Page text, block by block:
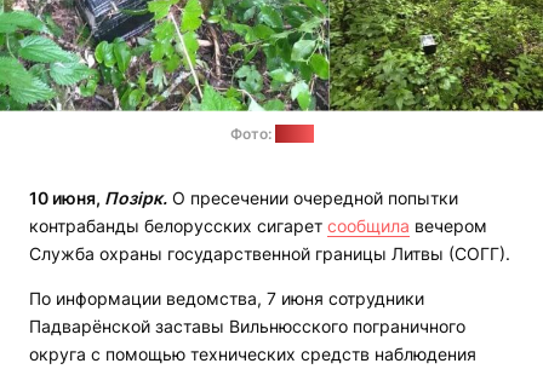
Фото:
10 июня, Позірк. О пресечении очередной попытки
контрабанды белорусских сигарет сообщила вечером
Служба охраны государственной границы Литвы (СОГГ).
По информации ведомства, 7 июня сотрудники
Падварёнской заставы Вильнюсского пограничного
округа с помощью технических средств наблюдения